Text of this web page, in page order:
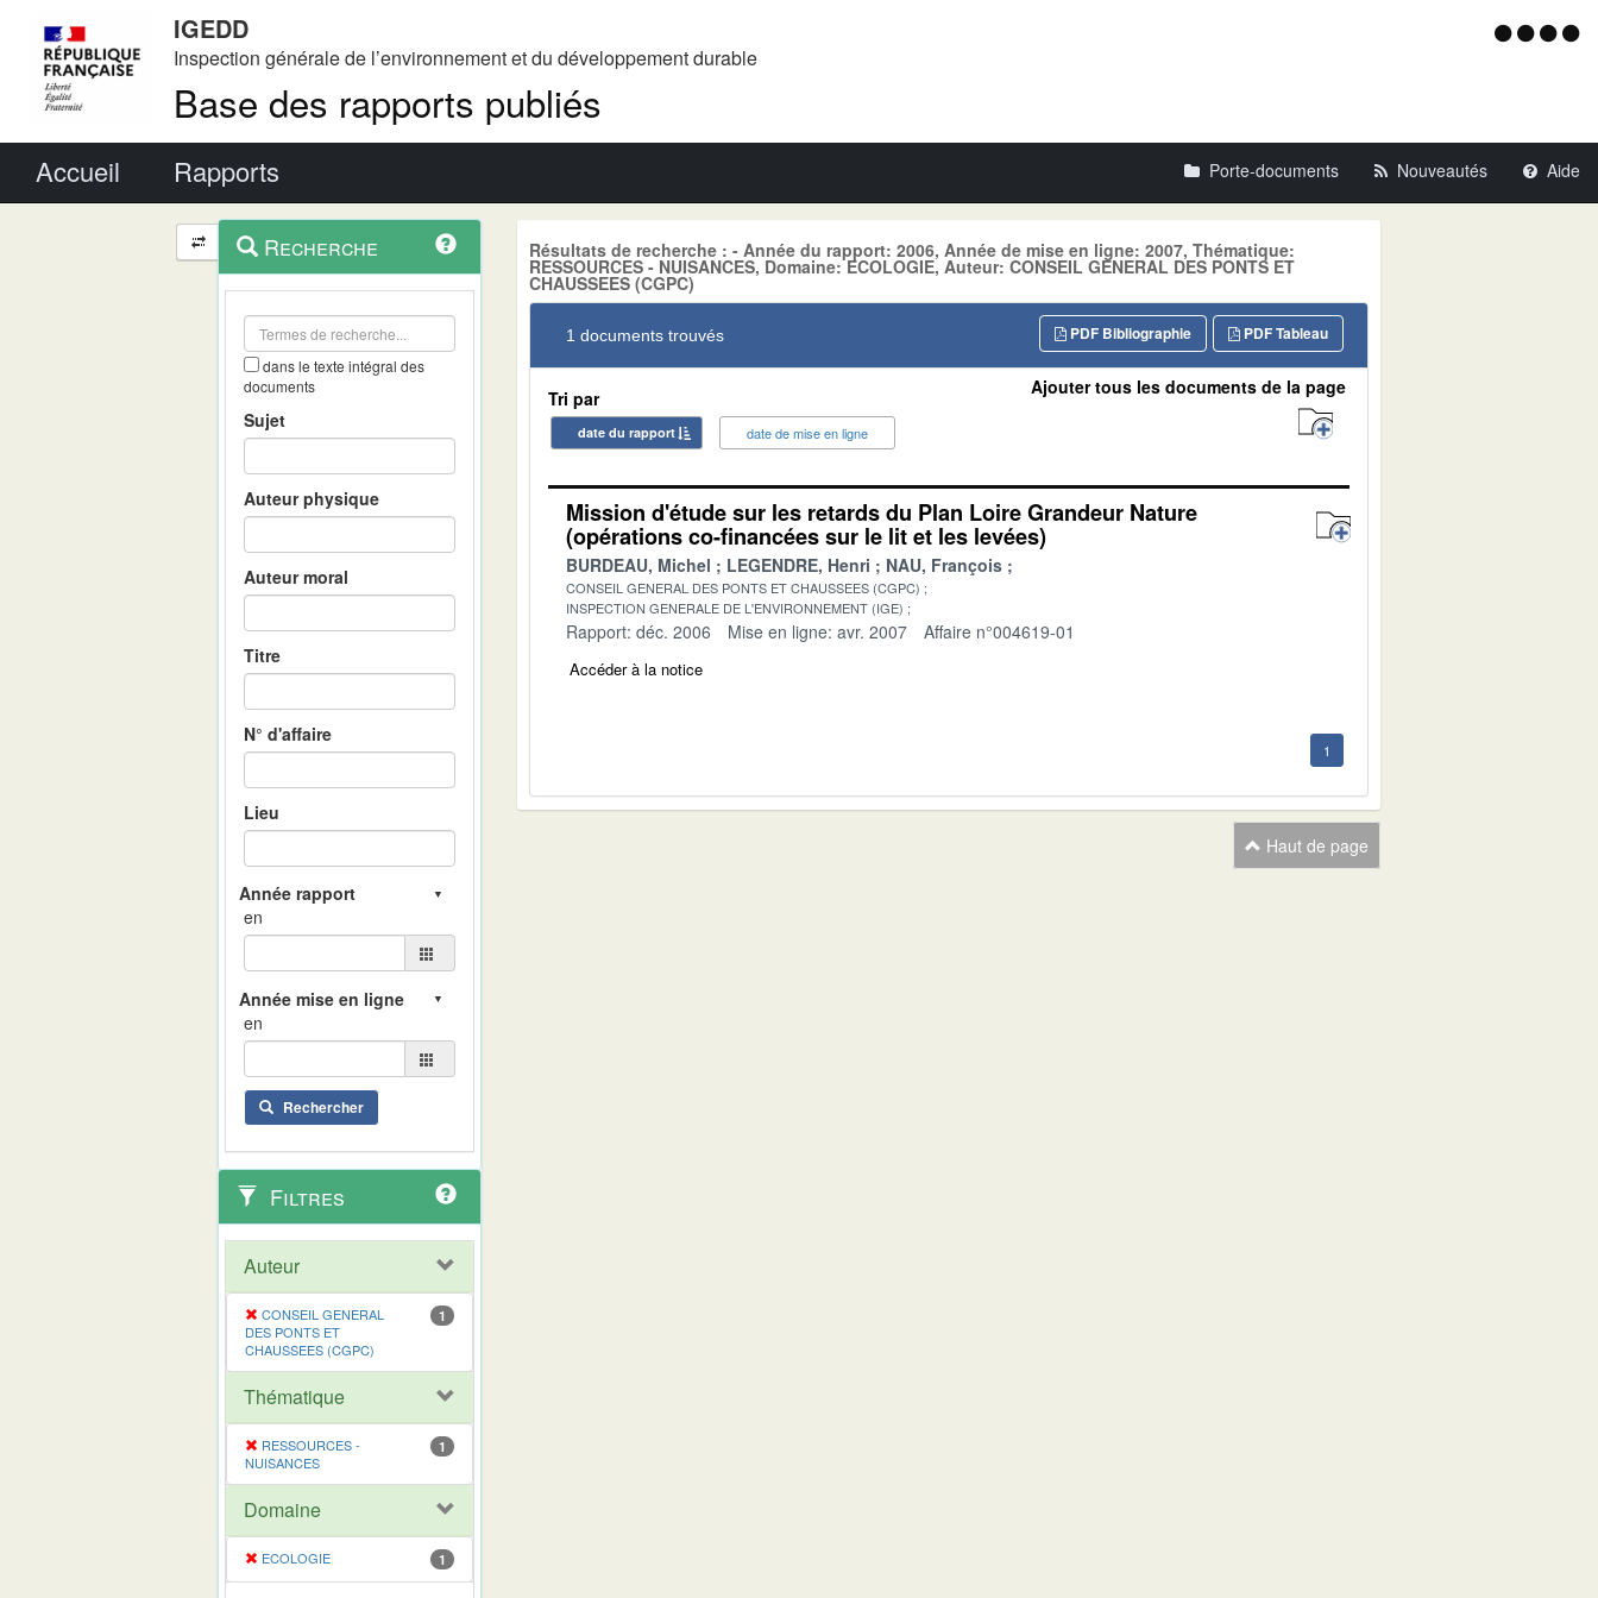
IGEDD
Inspection générale de l’environnement et du développement durable
Base des rapports publiés
Menu
Accueil Rapports Porte-documents Nouveautés Aide
Navigation
et
outils
contextuel
Recherche
dans le texte intégral des
documents
Sujet
Auteur physique
Auteur moral
Titre
N° d'affaire
Lieu
en
en
Rechercher
Filtres
Auteur
CONSEIL GENERAL
DES PONTS ET
CHAUSSEES (CGPC)
1
Thématique
RESSOURCES -
NUISANCES
1
Domaine
ECOLOGIE 1
Résultats de recherche : - Année du rapport: 2006, Année de mise en ligne: 2007, Thématique:
RESSOURCES - NUISANCES, Domaine: ECOLOGIE, Auteur: CONSEIL GENERAL DES PONTS ET
CHAUSSEES (CGPC)
1 documents trouvés PDF Tableau
PDF Bibliographie
Tri par
date du rapport date de mise en ligne
Ajouter tous les documents de la page
Mission d'étude sur les retards du Plan Loire Grandeur Nature
(opérations co-financées sur le lit et les levées)
BURDEAU, Michel LEGENDRE, Henri NAU, François
CONSEIL GENERAL DES PONTS ET CHAUSSEES (CGPC)
INSPECTION GENERALE DE L'ENVIRONNEMENT (IGE)
Rapport: déc. 2006 Mise en ligne: avr. 2007 Affaire n°004619-01
Accéder à la notice
1
Haut de page